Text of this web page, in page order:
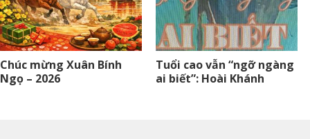
Chúc mừng Xuân Bính
Ngọ – 2026
Tuổi cao vẫn “ngỡ ngàng
ai biết”: Hoài Khánh